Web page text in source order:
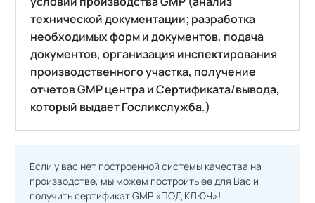
технической документации; разработка
необходимых форм и документов, подача
документов, организация инспектирования
производственного участка, получение
отчетов GMP центра и Сертификата/вывода,
который выдает Госликслужба.)
Если у вас нет построенной системы качества на
производстве, мы можем построить ее для Вас и
получить сертификат GMP «ПОД КЛЮЧ»!